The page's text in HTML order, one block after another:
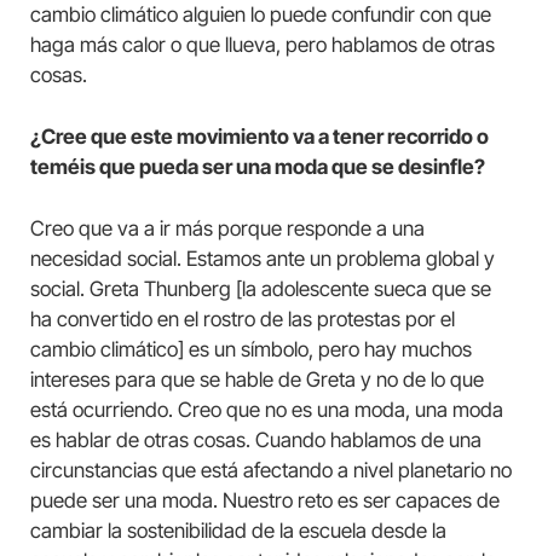
cambio climático alguien lo puede confundir con que
haga más calor o que llueva, pero hablamos de otras
cosas.
¿Cree que este movimiento va a tener recorrido o
teméis que pueda ser una moda que se desinfle?
Creo que va a ir más porque responde a una
necesidad social. Estamos ante un problema global y
social. Greta Thunberg [la adolescente sueca que se
ha convertido en el rostro de las protestas por el
cambio climático] es un símbolo, pero hay muchos
intereses para que se hable de Greta y no de lo que
está ocurriendo. Creo que no es una moda, una moda
es hablar de otras cosas. Cuando hablamos de una
circunstancias que está afectando a nivel planetario no
puede ser una moda. Nuestro reto es ser capaces de
cambiar la sostenibilidad de la escuela desde la